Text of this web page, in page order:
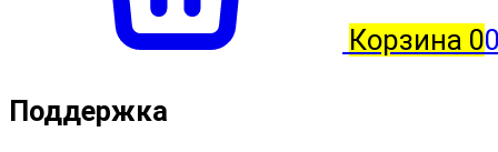
Корзина 0
Поддержка